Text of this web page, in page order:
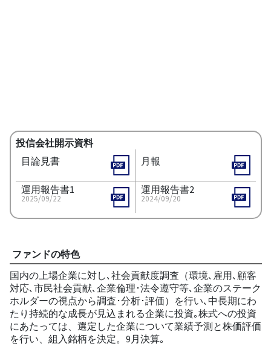
投信会社開示資料
目論見書
月報
運用報告書1
2025/09/22
運用報告書2
2024/09/20
ファンドの特色
国内の上場企業に対し､社会貢献度調査（環境､雇用､顧客
対応､市民社会貢献､企業倫理･法令遵守等､企業のステーク
ホルダーの視点から調査･分析･評価）を行い､中長期にわ
たり持続的な成長が見込まれる企業に投資｡株式への投資
にあたっては、選定した企業について業績予測と株価評価
を行い、組入銘柄を決定。9月決算｡